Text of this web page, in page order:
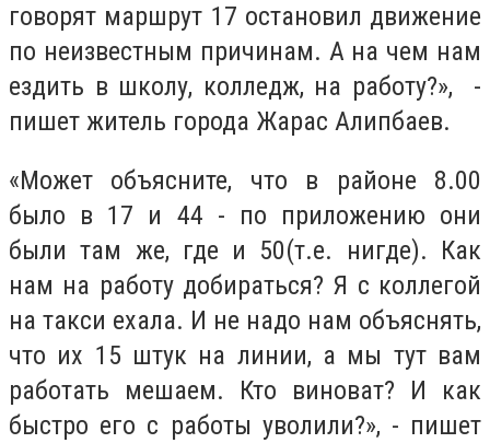
говорят маршрут 17 остановил движение
по неизвестным причинам. А на чем нам
ездить в школу, колледж, на работу?», -
пишет житель города Жарас Алипбаев.
«Может объясните, что в районе 8.00
было в 17 и 44 - по приложению они
были там же, где и 50(т.е. нигде). Как
нам на работу добираться? Я с коллегой
на такси ехала. И не надо нам объяснять,
что их 15 штук на линии, а мы тут вам
работать мешаем. Кто виноват? И как
быстро его с работы уволили?», - пишет